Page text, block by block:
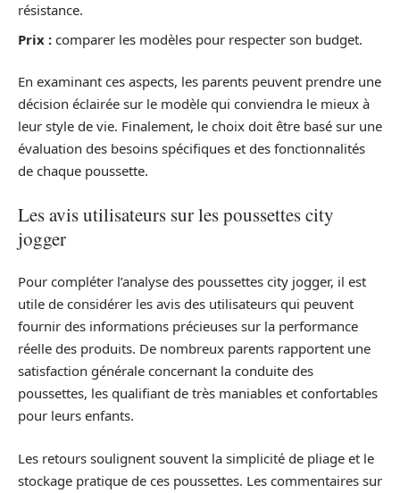
résistance.
Prix : comparer les modèles pour respecter son budget.
En examinant ces aspects, les parents peuvent prendre une
décision éclairée sur le modèle qui conviendra le mieux à
leur style de vie. Finalement, le choix doit être basé sur une
évaluation des besoins spécifiques et des fonctionnalités
de chaque poussette.
Les avis utilisateurs sur les poussettes city
jogger
Pour compléter l’analyse des poussettes city jogger, il est
utile de considérer les avis des utilisateurs qui peuvent
fournir des informations précieuses sur la performance
réelle des produits. De nombreux parents rapportent une
satisfaction générale concernant la conduite des
poussettes, les qualifiant de très maniables et confortables
pour leurs enfants.
Les retours soulignent souvent la simplicité de pliage et le
stockage pratique de ces poussettes. Les commentaires sur